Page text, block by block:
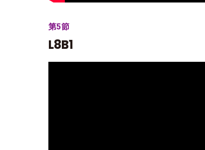
第5節
L8B1